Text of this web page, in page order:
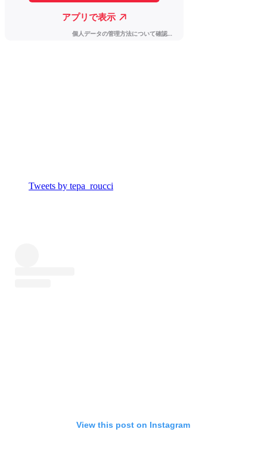
Tweets by tepa_roucci
View this post on Instagram